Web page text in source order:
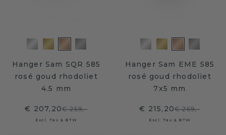
Hanger Sam SQR 585
rosé goud rhodoliet
4.5 mm
€ 207,20€ 259,-
Excl. Tax & BTW
Hanger Sam EME 585
rosé goud rhodoliet
7x5 mm
€ 215,20€ 269,-
Excl. Tax & BTW